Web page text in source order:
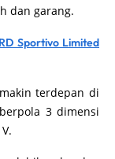
dan garang.
Sportivo Limited
terdepan di
3 dimensi